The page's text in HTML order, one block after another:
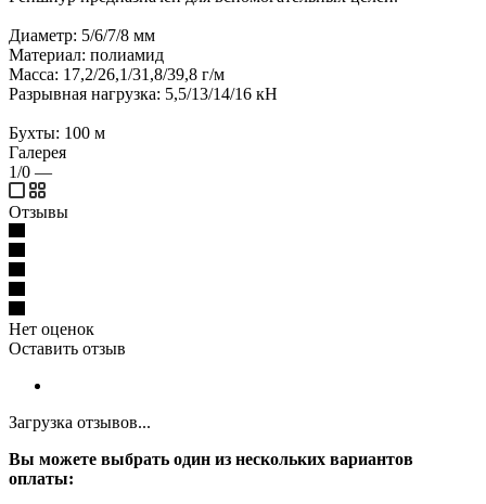
Диаметр: 5/6/7/8 мм
Материал: полиамид
Масса: 17,2/26,1/31,8/39,8 г/м
Разрывная нагрузка: 5,5/13/14/16 кН
Бухты: 100 м
Галерея
1/0 —
Отзывы
Нет оценок
Оставить отзыв
Загрузка отзывов...
Вы можете выбрать один из нескольких вариантов
оплаты: